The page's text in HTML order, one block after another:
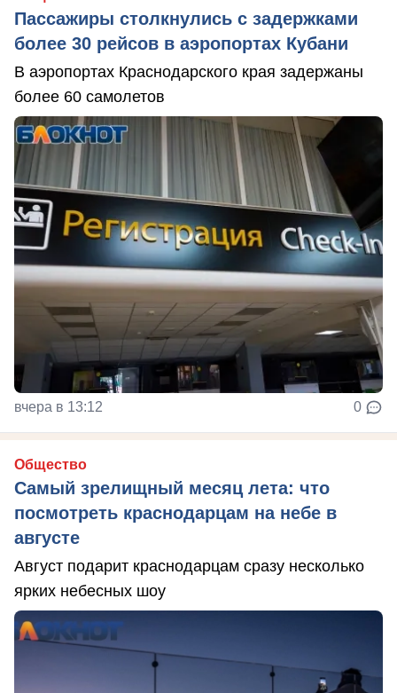
Пассажиры столкнулись с задержками
более 30 рейсов в аэропортах Кубани
В аэропортах Краснодарского края задержаны
более 60 самолетов
вчера в 13:12 0
Общество
Самый зрелищный месяц лета: что
посмотреть краснодарцам на небе в
августе
Август подарит краснодарцам сразу несколько
ярких небесных шоу